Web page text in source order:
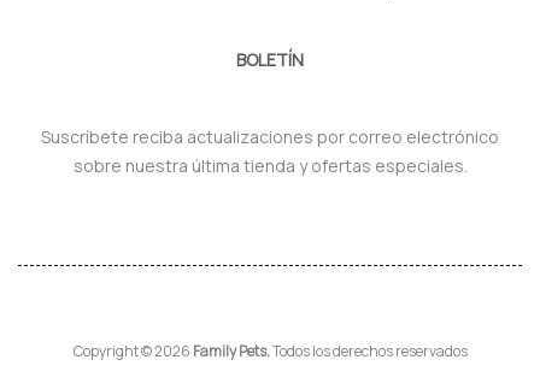
BOLETÍN
Suscríbete reciba actualizaciones por correo electrónico
sobre nuestra última tienda y ofertas especiales.
Copyright © 2026 Family Pets.Todos los derechos reservados